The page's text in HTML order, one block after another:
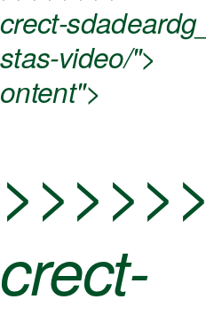
crect-
stas-video/">
ontent">
crect-